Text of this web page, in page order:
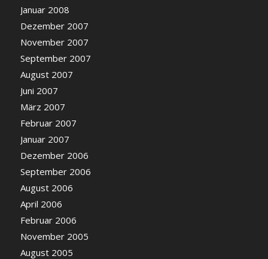
Januar 2008
Dezember 2007
November 2007
September 2007
August 2007
Juni 2007
März 2007
Februar 2007
Januar 2007
Dezember 2006
September 2006
August 2006
April 2006
Februar 2006
November 2005
August 2005